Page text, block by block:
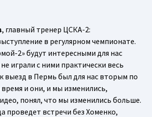
, главный тренер ЦСКА-2:
в регулярном чемпионате.
2» будут интересными для нас
играли с ними практически весь
выезд в Пермь был для нас вторым по
время и они, и мы изменились,
понял, что мы изменились больше.
проведет встречи без Хоменко,